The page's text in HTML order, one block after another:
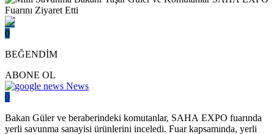
0
BEĞENDİM
ABONE OL
News
0
Bakan Güler ve beraberindeki komutanlar, SAHA EXPO fuarında
yerli savunma sanayisi ürünlerini inceledi. Fuar kapsamında, yerli